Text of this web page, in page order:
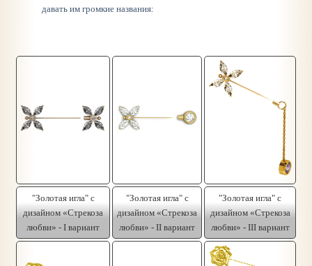
давать им громкие названия:
"Золотая игла" с
дизайном «Стрекоза
любви» - I вариант
"Золотая игла" с
дизайном «Стрекоза
любви» - II вариант
"Золотая игла" с
дизайном «Стрекоза
любви» - III вариант